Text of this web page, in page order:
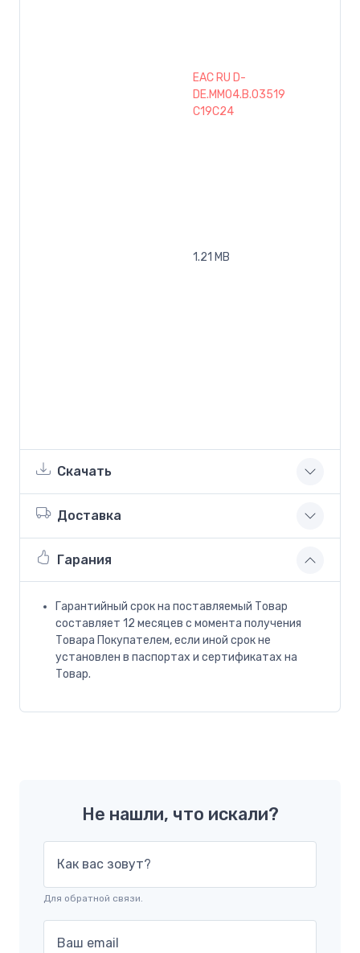
EAC RU D-
DE.MM04.B.03519
C19C24
1.21 MB
Скачать
Доставка
Гарания
Гарантийный срок на поставляемый Товар
составляет 12 месяцев с момента получения
Товара Покупателем, если иной срок не
установлен в паспортах и сертификатах на
Товар.
Не нашли, что искали?
Как вас зовут?
Для обратной связи.
Ваш email